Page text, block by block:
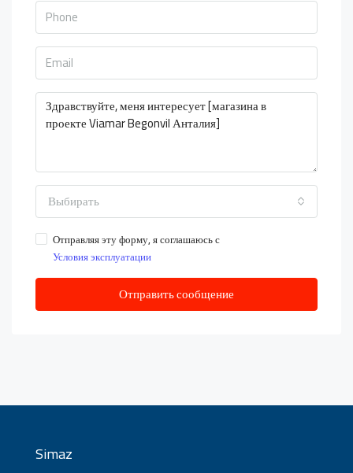
Выбирать
Отправляя эту форму, я соглашаюсь с
Условия эксплуатации
Отправить сообщение
Simaz